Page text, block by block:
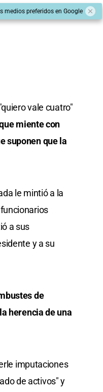
medios preferidos en Google
vale cuatro"
miente con
suponen que la
le mintió a la
a sus
y a su
de
herencia de una
imputaciones
de activos" y